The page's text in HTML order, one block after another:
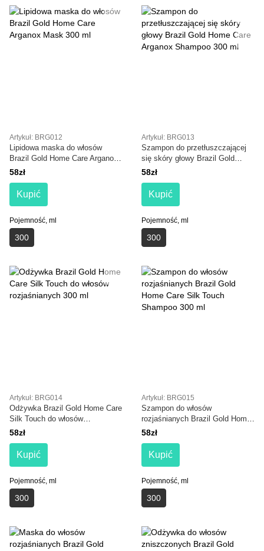
Artykuł: BRG012
Lipidowa maska do włosów
Brazil Gold Home Care Arganox
Mask 300 ml
58zł
Kupić
Pojemność, ml
300
Artykuł: BRG013
Szampon do przetłuszczającej
się skóry głowy Brazil Gold
Home Care Arganox Shampoo
58zł
Kupić
Pojemność, ml
300
Artykuł: BRG014
Odżywka Brazil Gold Home Care
Silk Touch do włosów
rozjaśnianych 300 ml
58zł
Kupić
Pojemność, ml
300
Artykuł: BRG015
Szampon do włosów
rozjaśnianych Brazil Gold Home
Care Silk Touch Shampoo 300
58zł
Kupić
Pojemność, ml
300